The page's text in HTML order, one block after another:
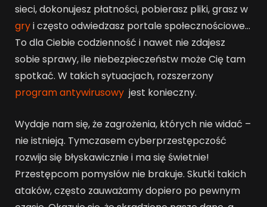
sieci, dokonujesz płatności, pobierasz pliki, grasz w
gryi często odwiedzasz portale społecznościowe…
To dla Ciebie codzienność i nawet nie zdajesz
sobie sprawy, ile niebezpieczeństw może Cię tam
spotkać. W takich sytuacjach, rozszerzony
program antywirusowy jest konieczny.
Wydaje nam się, że zagrożenia, których nie widać –
nie istnieją. Tymczasem cyberprzestępczość
rozwija się błyskawicznie i ma się świetnie!
Przestępcom pomysłów nie brakuje. Skutki takich
ataków, często zauważamy dopiero po pewnym